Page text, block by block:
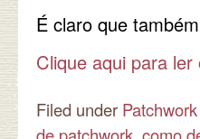
É claro que
Clique aqui para
Filed under